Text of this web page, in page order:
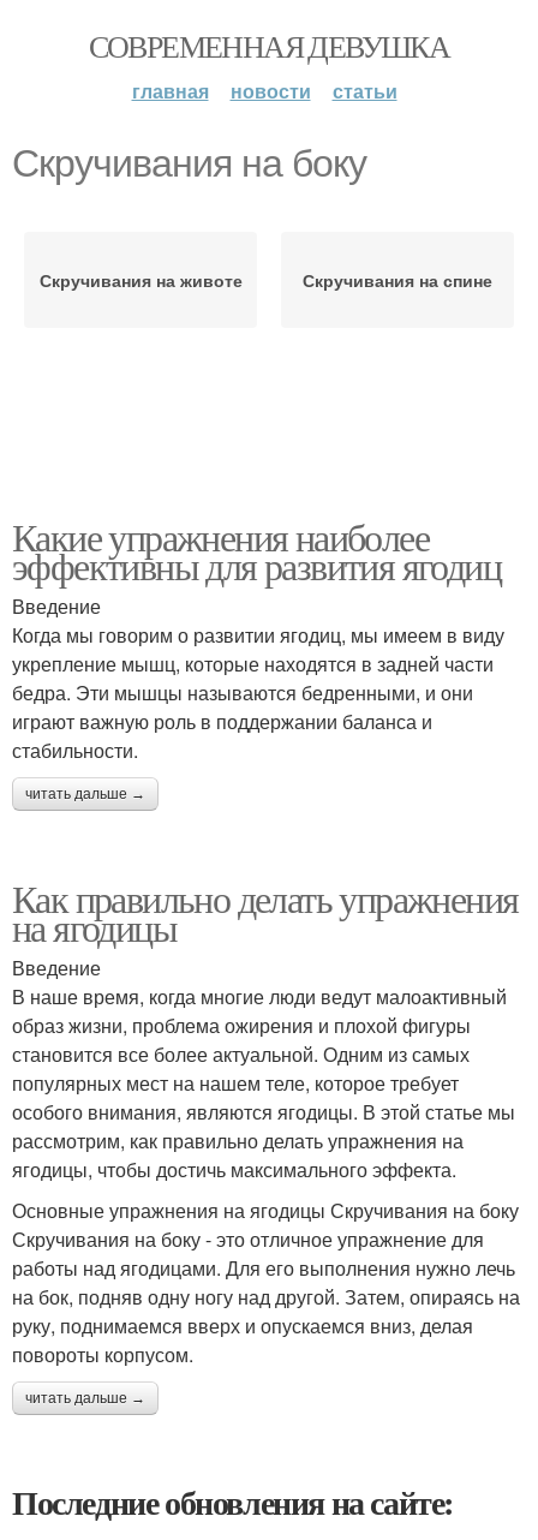
СОВРЕМЕННАЯ ДЕВУШКА
главная новости статьи
Скручивания на боку
Скручивания на животе Скручивания на спине
Какие упражнения наиболее
эффективны для развития ягодиц
Введение
Когда мы говорим о развитии ягодиц, мы имеем в виду
укрепление мышц, которые находятся в задней части
бедра. Эти мышцы называются бедренными, и они
играют важную роль в поддержании баланса и
стабильности.
читать дальше →
Как правильно делать упражнения
на ягодицы
Введение
В наше время, когда многие люди ведут малоактивный
образ жизни, проблема ожирения и плохой фигуры
становится все более актуальной. Одним из самых
популярных мест на нашем теле, которое требует
особого внимания, являются ягодицы. В этой статье мы
рассмотрим, как правильно делать упражнения на
ягодицы, чтобы достичь максимального эффекта.
Основные упражнения на ягодицы Скручивания на боку
Скручивания на боку - это отличное упражнение для
работы над ягодицами. Для его выполнения нужно лечь
на бок, подняв одну ногу над другой. Затем, опираясь на
руку, поднимаемся вверх и опускаемся вниз, делая
повороты корпусом.
читать дальше →
Последние обновления на сайте: